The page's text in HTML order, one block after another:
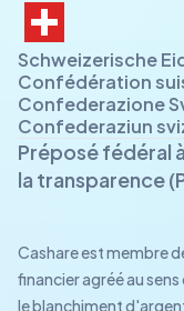
Schweizerische
Confédération
Confederazione
Confederaziun
Préposé fédéral
la transparence
Cashare est membre
financier agréé au sens
le blanchiment